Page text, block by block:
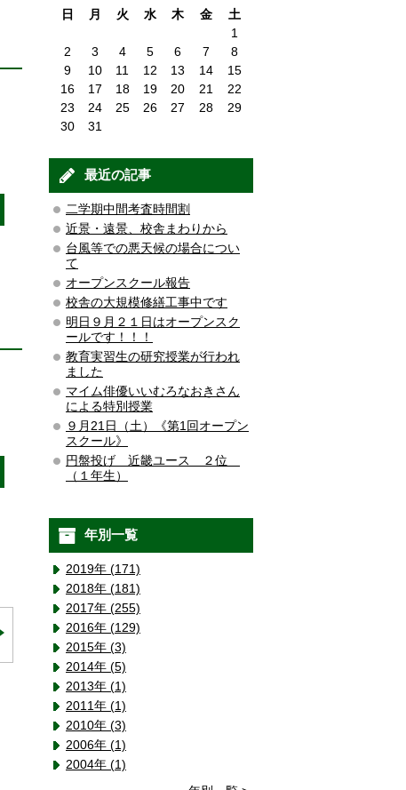
日
月 火 水 木 金
土
1
2
3 4 5 6 7
8
9
10 11 12 13 14
15
16
17 18 19 20 21
22
23
24 25 26 27 28
29
30
31
最近の記事
二学期中間考査時間割
近景・遠景、校舎まわりから
台風等での悪天候の場合につい
て
オープンスクール報告
校舎の大規模修繕工事中です
明日９月２１日はオープンスク
ールです！！！
教育実習生の研究授業が行われ
ました
マイム俳優いいむろなおきさん
による特別授業
９月21日（土）《第1回オープン
スクール》
円盤投げ 近畿ユース ２位
（１年生）
年別一覧
2019年 (171)
2018年 (181)
2017年 (255)
2016年 (129)
2015年 (3)
2014年 (5)
2013年 (1)
2011年 (1)
2010年 (3)
2006年 (1)
2004年 (1)